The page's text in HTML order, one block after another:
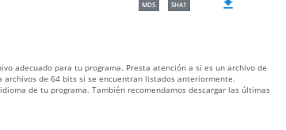
MD5 SHA1
adecuado para tu programa. Presta atención a si es un archivo de
archivos de 64 bits si se encuentran listados anteriormente.
de tu programa. También recomendamos descargar las últimas